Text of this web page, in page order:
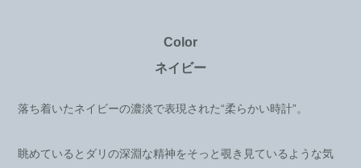
Color
ネイビー
落ち着いたネイビーの濃淡で表現された“柔らかい時計”。
眺めているとダリの深淵な精神をそっと覗き見ているような気